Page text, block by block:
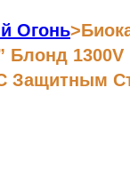
Огонь>
Блонд 1300V
Защитным